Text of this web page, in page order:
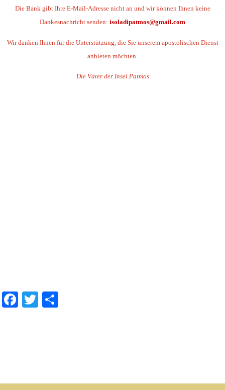
Die Bank gibt Ihre E-Mail-Adresse nicht an und wir können Ihnen keine
Dankesnachricht senden: isoladipatmos@gmail.com
Wir danken Ihnen für die Unterstützung, die Sie unserem apostolischen Dienst
anbieten möchten.
Die Väter der Insel Patmos
Facebook
Twitter